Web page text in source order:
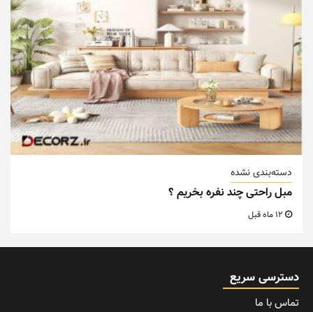
دسته‌بندی نشده
مبل راحتی چند نفره بخریم ؟
دسترسی سریع
تماس با ما